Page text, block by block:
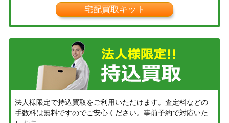
宅配買取キット
法人様限定で持込買取をご利用いただけます。査定料などの
手数料は無料ですのでご安心ください。事前予約で対応いた